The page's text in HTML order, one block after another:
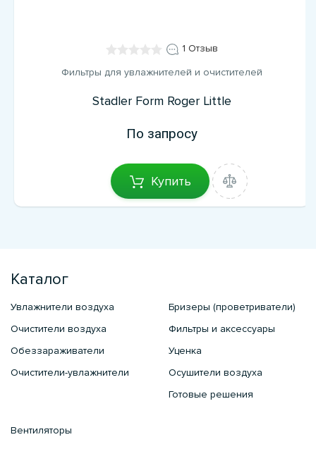
1 Отзыв
Фильтры для увлажнителей и очистителей
Stadler Form Roger Little
По запросу
Купить
Каталог
Увлажнители воздуха
Очистители воздуха
Обеззараживатели
Очистители-увлажнители
Бризеры (проветриватели)
Фильтры и аксессуары
Уценка
Осушители воздуха
Готовые решения
Вентиляторы